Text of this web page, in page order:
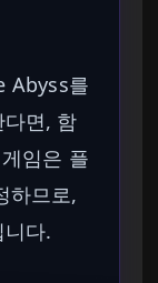
Abyss를
면, 함
임은 플
하므로,
다.